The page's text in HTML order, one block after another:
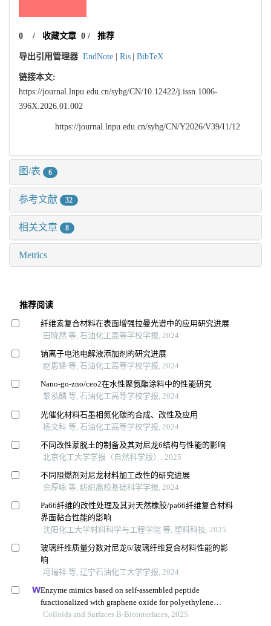
0 / 收藏文章 0/ 推荐
导出引用管理器 EndNote Ris BibTeX
链接本文:
https://journal.lnpu.edu.cn/syhg/CN/10.12422/j.issn.1006-
396X.2026.01.002
https://journal.lnpu.edu.cn/syhg/CN/Y2026/V39/I1/12
图/表 6
参考文献 32
相关文章 8
Metrics
推荐阅读
纤维素复合材料在表面增强拉曼光谱中的应用研究进展
田晓然 等, 石油化工高等学校学报, 2024
钠离子电池电解液添加剂的研究进展
赵恩锋 等, 石油化工高等学校学报, 2024
Nano⁃go⁃zno/ceo2在水性聚氨酯涂料中的性能研究
黎泓麟 等, 石油化工高等学校学报, 2024
光催化材料石墨相氮化碳的合成、改性及应用
杨文科 等, 石油化工高等学校学报, 2024
不同改性蒙脱土的制备及其对尼龙6结构与性能的影响
北京化工大学学报（自然科学版）, 2025
不同阻燃剂对尼龙材料加工改性的研究进展
余厚咏 等, 纺织高校基础科学学报, 2024
Pa66纤维的改性处理及其对天然橡胶/pa66纤维复合材料
界面黏合性能的影响
沈阳化工大学材料科学与工程学院 等, 塑料科技, 2025
玻璃纤维质量分数对尼龙6/玻璃纤维复合材料性能的影
响
冯瑞祥 等, 辽宁石油化工大学学报, 2024
Enzyme mimics based on self-assembled peptide
functionalized with graphene oxide for polyethylene
terephthalate degradation
Colloids and Surfaces B-Biointerfaces, 2025